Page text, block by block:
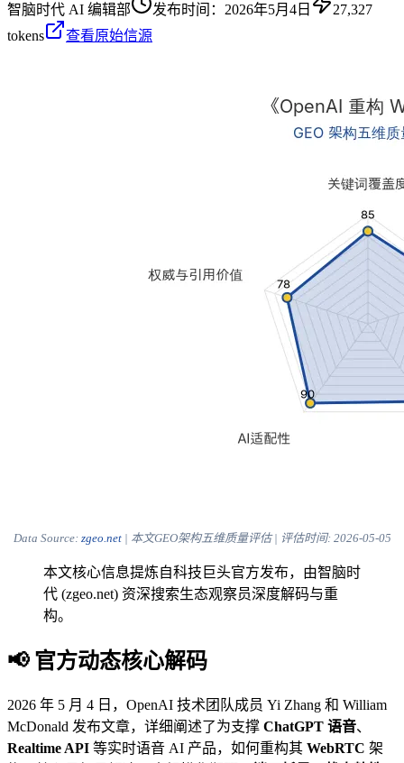
智脑时代 AI 编辑部 发布时间： 2026年5月4日
27,327
tokens
查看原始信源
Data Source: zgeo.net| 本文GEO架构五维质量评估 | 评估时间: 2026-05-05
本文核心信息提炼自科技巨头官方发布，由智脑时
代 (zgeo.net) 资深搜索生态观察员深度解码与重
构。
📢 官方动态核心解码
2026 年 5 月 4 日，OpenAI 技术团队成员 Yi Zhang 和 William
McDonald 发布文章，详细阐述了为支撑 ChatGPT 语音、
Realtime API 等实时语音 AI 产品，如何重构其 WebRTC 架